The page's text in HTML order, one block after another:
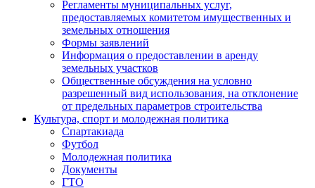
Регламенты муниципальных услуг,
предоставляемых комитетом имущественных и
земельных отношения
Формы заявлений
Информация о предоставлении в аренду
земельных участков
Общественные обсуждения на условно
разрешенный вид использования, на отклонение
от предельных параметров строительства
Культура, спорт и молодежная политика
Спартакиада
Футбол
Молодежная политика
Документы
ГТО